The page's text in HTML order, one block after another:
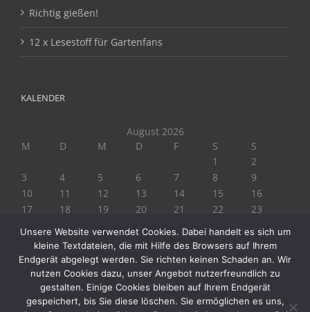
Richtig gießen!
12 x Lesestoff für Gartenfans
KALENDER
August 2026
M
D M D F S
S
1
2
3
4 5 6 7 8
9
10
11 12 13 14 15
16
17
18 19 20 21 22
23
« Juli
Unsere Website verwendet Cookies. Dabei handelt es sich um
kleine Textdateien, die mit Hilfe des Browsers auf Ihrem
Endgerät abgelegt werden. Sie richten keinen Schaden an. Wir
nutzen Cookies dazu, unser Angebot nutzerfreundlich zu
gestalten. Einige Cookies bleiben auf Ihrem Endgerät
gespeichert, bis Sie diese löschen. Sie ermöglichen es uns,